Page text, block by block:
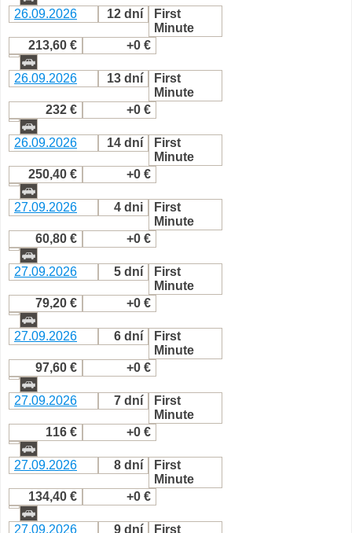
26.09.2026 12 dní
First
Minute
213,60 €
+0 €
26.09.2026 13 dní
First
Minute
232 €
+0 €
26.09.2026 14 dní
First
Minute
250,40 €
+0 €
27.09.2026 4 dni
First
Minute
60,80 €
+0 €
27.09.2026 5 dní
First
Minute
79,20 €
+0 €
27.09.2026 6 dní
First
Minute
97,60 €
+0 €
27.09.2026 7 dní
First
Minute
116 €
+0 €
27.09.2026 8 dní
First
Minute
134,40 €
+0 €
27.09.2026 9 dní First